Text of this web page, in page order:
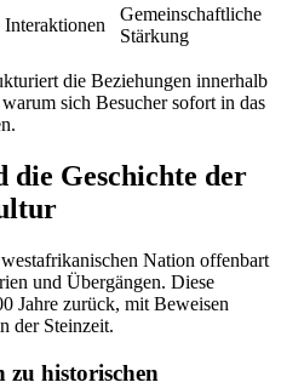
Gemeinschaftliche
Stärkung
die Beziehungen innerhalb
sich Besucher sofort in das
die Geschichte der
Nation offenbart
und Übergängen. Diese
Jahre zurück, mit Beweisen
der Steinzeit.
zu historischen